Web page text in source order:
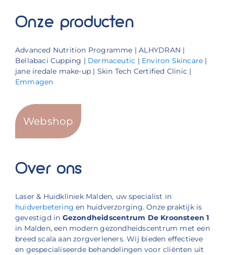
Onze producten
Advanced Nutrition Programme | ALHYDRAN |
Bellabaci Cupping | Dermaceutic | Environ Skincare |
jane iredale make-up | Skin Tech Certified Clinic |
Emmagen
Webshop
Over ons
Laser & Huidkliniek Malden, uw specialist in
huidverbetering en huidverzorging. Onze praktijk is
gevestigd in Gezondheidscentrum De Kroonsteen 1
in Malden, een modern gezondheidscentrum met een
breed scala aan zorgverleners. Wij bieden effectieve
en gespecialiseerde behandelingen voor cliënten uit